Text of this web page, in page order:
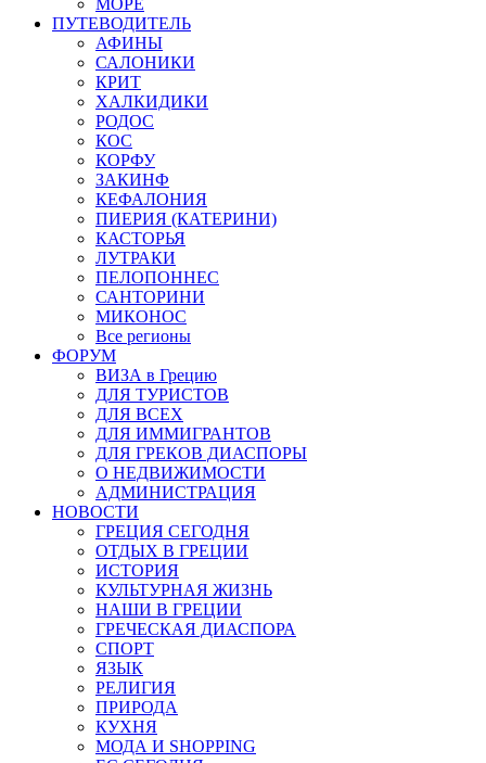
МОРЕ
ПУТЕВОДИТЕЛЬ
АФИНЫ
САЛОНИКИ
КРИТ
ХАЛКИДИКИ
РОДОС
КОС
КОРФУ
ЗАКИНФ
КЕФАЛОНИЯ
ПИЕРИЯ (КАТЕРИНИ)
КАСТОРЬЯ
ЛУТРАКИ
ПЕЛОПОННЕС
САНТОРИНИ
МИКОНОС
Все регионы
ФОРУМ
ВИЗА в Грецию
ДЛЯ ТУРИСТОВ
ДЛЯ ВСЕХ
ДЛЯ ИММИГРАНТОВ
ДЛЯ ГРЕКОВ ДИАСПОРЫ
О НЕДВИЖИМОСТИ
АДМИНИСТРАЦИЯ
НОВОСТИ
ГРЕЦИЯ СЕГОДНЯ
ОТДЫХ В ГРЕЦИИ
ИСТОРИЯ
КУЛЬТУРНАЯ ЖИЗНЬ
НАШИ В ГРЕЦИИ
ГРЕЧЕСКАЯ ДИАСПОРА
СПОРТ
ЯЗЫК
РЕЛИГИЯ
ПРИРОДА
КУХНЯ
МОДА И SHOPPING